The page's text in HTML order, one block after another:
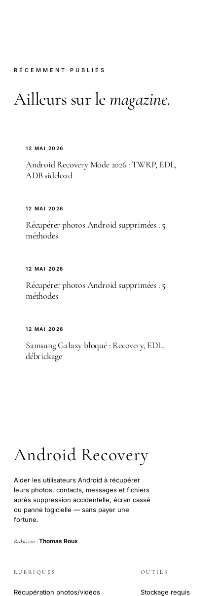
RÉCEMMENT PUBLIÉS
Ailleurs sur le magazine.
12 MAI 2026
Android Recovery Mode 2026 : TWRP, EDL,
ADB sideload
12 MAI 2026
Récupérer photos Android supprimées : 5
méthodes
12 MAI 2026
Récupérer photos Android supprimées : 5
méthodes
12 MAI 2026
Samsung Galaxy bloqué : Recovery, EDL,
débrickage
Android Recovery
Aider les utilisateurs Android à récupérer
leurs photos, contacts, messages et fichiers
après suppression accidentelle, écran cassé
ou panne logicielle — sans payer une
fortune.
Rédaction : Thomas Roux
RUBRIQUES
Récupération photos/vidéos
OUTILS
Stockage requis